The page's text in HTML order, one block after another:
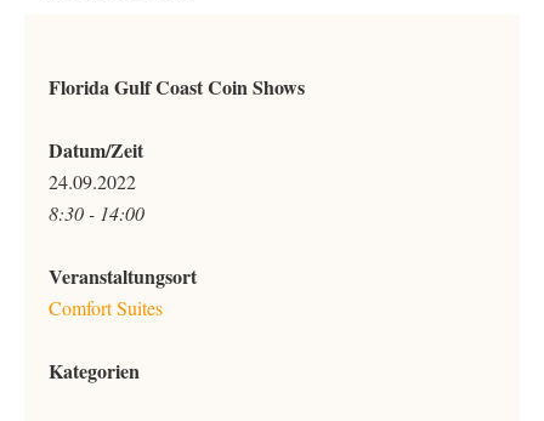
Florida Gulf Coast Coin Shows
Datum/Zeit
24.09.2022
8:30 - 14:00
Veranstaltungsort
Comfort Suites
Kategorien